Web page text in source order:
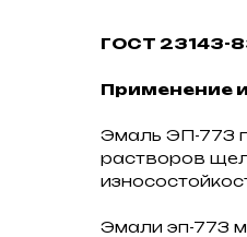
ГОСТ 23143-
Применение
Эмаль ЭП-773
растворов
Эмали эп-773